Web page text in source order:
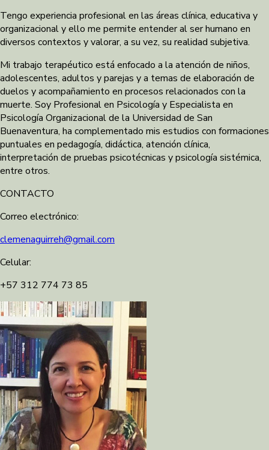
Tengo experiencia profesional en las áreas clínica, educativa y
organizacional y ello me permite entender al ser humano en
diversos contextos y valorar, a su vez, su realidad subjetiva.
Mi trabajo terapéutico está enfocado a la atención de niños,
adolescentes, adultos y parejas y a temas de elaboración de
duelos y acompañamiento en procesos relacionados con la
muerte. Soy Profesional en Psicología y Especialista en
Psicología Organizacional de la Universidad de San
Buenaventura, ha complementado mis estudios con formaciones
puntuales en pedagogía, didáctica, atención clínica,
interpretación de pruebas psicotécnicas y psicología sistémica,
entre otros.
CONTACTO
Correo electrónico:
clemenaguirreh@gmail.com
Celular:
+57 312 774 73 85